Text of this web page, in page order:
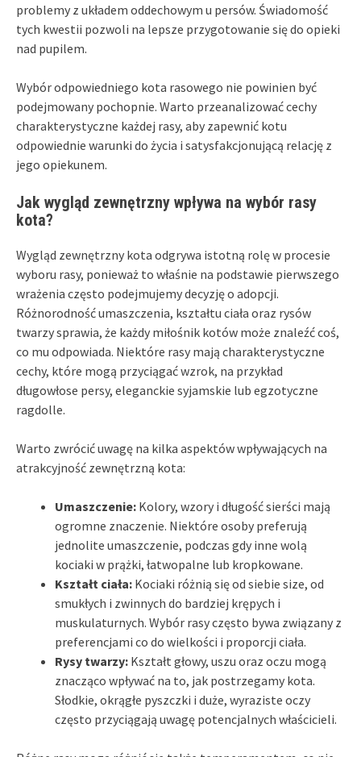
problemy z układem oddechowym u persów. Świadomość
tych kwestii pozwoli na lepsze przygotowanie się do opieki
nad pupilem.
Wybór odpowiedniego kota rasowego nie powinien być
podejmowany pochopnie. Warto przeanalizować cechy
charakterystyczne każdej rasy, aby zapewnić kotu
odpowiednie warunki do życia i satysfakcjonującą relację z
jego opiekunem.
Jak wygląd zewnętrzny wpływa na wybór rasy
kota?
Wygląd zewnętrzny kota odgrywa istotną rolę w procesie
wyboru rasy, ponieważ to właśnie na podstawie pierwszego
wrażenia często podejmujemy decyzję o adopcji.
Różnorodność umaszczenia, kształtu ciała oraz rysów
twarzy sprawia, że każdy miłośnik kotów może znaleźć coś,
co mu odpowiada. Niektóre rasy mają charakterystyczne
cechy, które mogą przyciągać wzrok, na przykład
długowłose persy, eleganckie syjamskie lub egzotyczne
ragdolle.
Warto zwrócić uwagę na kilka aspektów wpływających na
atrakcyjność zewnętrzną kota:
Umaszczenie: Kolory, wzory i długość sierści mają
ogromne znaczenie. Niektóre osoby preferują
jednolite umaszczenie, podczas gdy inne wolą
kociaki w prążki, łatwopalne lub kropkowane.
Kształt ciała: Kociaki różnią się od siebie size, od
smukłych i zwinnych do bardziej krępych i
muskulaturnych. Wybór rasy często bywa związany z
preferencjami co do wielkości i proporcji ciała.
Rysy twarzy: Kształt głowy, uszu oraz oczu mogą
znacząco wpływać na to, jak postrzegamy kota.
Słodkie, okrągłe pyszczki i duże, wyraziste oczy
często przyciągają uwagę potencjalnych właścicieli.